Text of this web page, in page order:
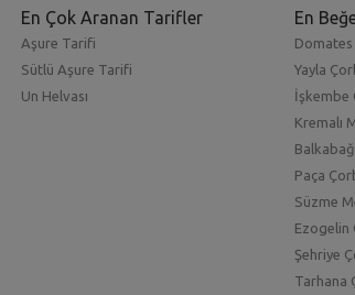
En Çok Aranan Tarifler
Aşure Tarifi
Sütlü Aşure Tarifi
Un Helvası
En
Domates
Yayla
İşkembe
Kremalı
Paça
Süzme
Ezogelin
Şehriye
Tarhana